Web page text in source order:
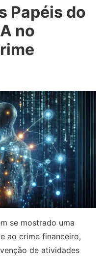
Papéis do
no
se mostrado uma
ao crime financeiro,
de atividades